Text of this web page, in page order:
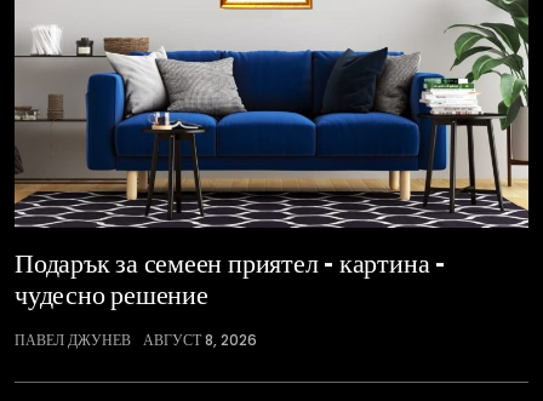
Подарък за семеен приятел – картина –
чудесно решение
ПАВЕЛ ДЖУНЕВ АВГУСТ 8, 2026